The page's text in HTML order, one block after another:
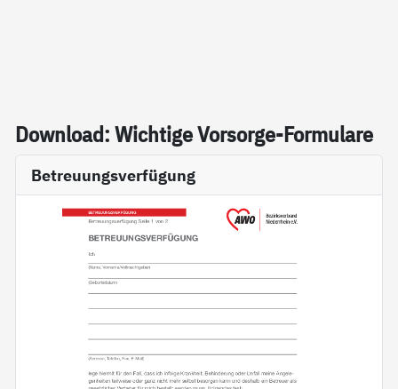
Down­load: Wich­ti­ge Vor­sor­ge-For­mu­la­re
Betreuungsverfügung